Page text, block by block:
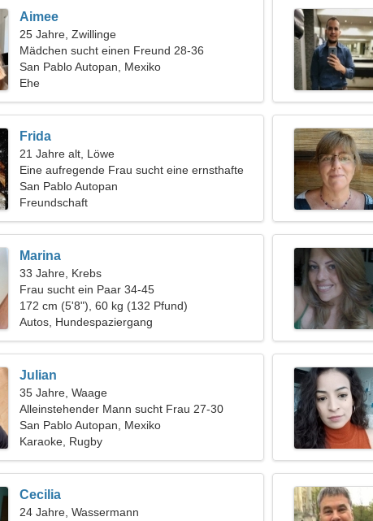
Aimee
25 Jahre, Zwillinge
Mädchen sucht einen Freund 28-36
San Pablo Autopan, Mexiko
Ehe
Frida
21 Jahre alt, Löwe
Eine aufregende Frau sucht eine ernsthafte
Beziehung
San Pablo Autopan
Freundschaft
Marina
33 Jahre, Krebs
Frau sucht ein Paar 34-45
172 cm (5'8"), 60 kg (132 Pfund)
Autos, Hundespaziergang
Julian
35 Jahre, Waage
Alleinstehender Mann sucht Frau 27-30
San Pablo Autopan, Mexiko
Karaoke, Rugby
Cecilia
24 Jahre, Wassermann